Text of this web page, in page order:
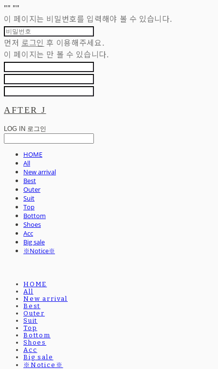
"" ""
이 페이지는 비밀번호를 입력해야 볼 수 있습니다.
먼저 로그인 후 이용해주세요.
이 페이지는 만 볼 수 있습니다.
AFTER J
LOG IN 로그인
HOME
All
New arrival
Best
Outer
Suit
Top
Bottom
Shoes
Acc
Big sale
※Notice※
HOME
All
New arrival
Best
Outer
Suit
Top
Bottom
Shoes
Acc
Big sale
※Notice※